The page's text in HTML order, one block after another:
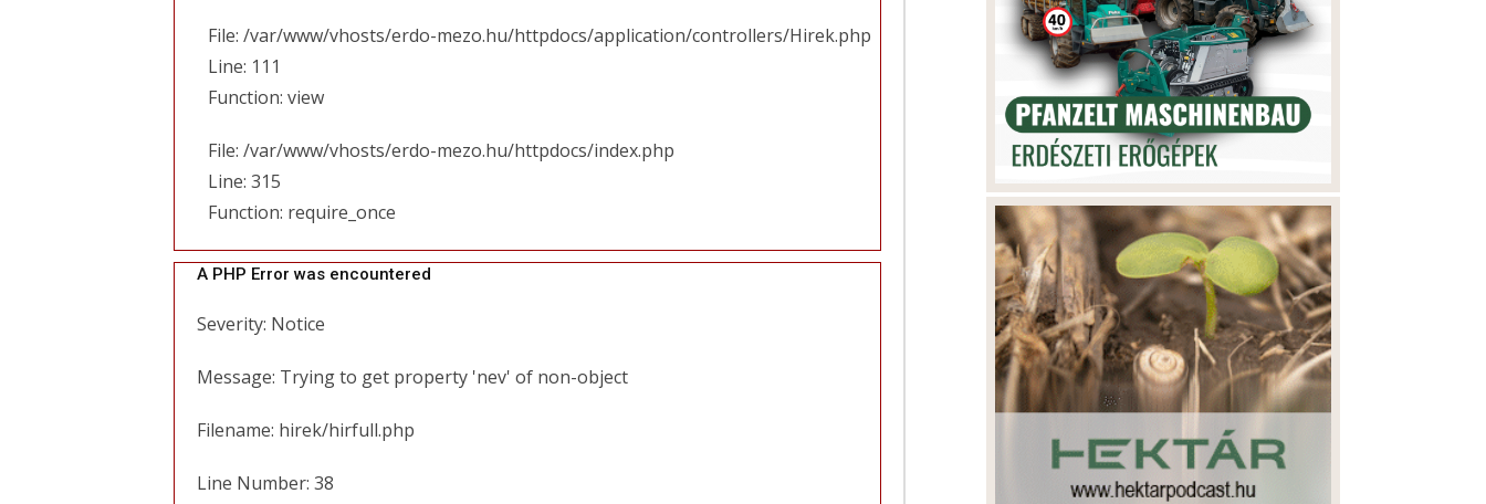
File: /var/www/vhosts/erdo-mezo.hu/httpdocs/application/controllers/Hirek.php
Line: 111
Function: view
File: /var/www/vhosts/erdo-mezo.hu/httpdocs/index.php
Line: 315
Function: require_once
A PHP Error was encountered
Severity: Notice
Message: Trying to get property 'nev' of non-object
Filename: hirek/hirfull.php
Line Number: 38